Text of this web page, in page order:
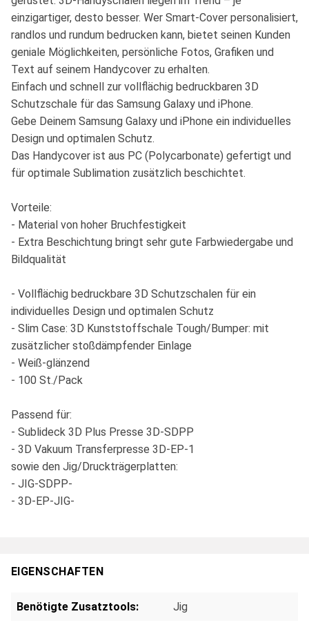
einzigartiger, desto besser. Wer Smart-Cover personalisiert,
randlos und rundum bedrucken kann, bietet seinen Kunden
geniale Möglichkeiten, persönliche Fotos, Grafiken und
Text auf seinem Handycover zu erhalten.
Einfach und schnell zur vollflächig bedruckbaren 3D
Schutzschale für das Samsung Galaxy und iPhone.
Gebe Deinem Samsung Galaxy und iPhone ein individuelles
Design und optimalen Schutz.
Das Handycover ist aus PC (Polycarbonate) gefertigt und
für optimale Sublimation zusätzlich beschichtet.
Vorteile:
- Material von hoher Bruchfestigkeit
- Extra Beschichtung bringt sehr gute Farbwiedergabe und
Bildqualität
- Vollflächig bedruckbare 3D Schutzschalen für ein
individuelles Design und optimalen Schutz
- Slim Case: 3D Kunststoffschale Tough/Bumper: mit
zusätzlicher stoßdämpfender Einlage
- Weiß-glänzend
- 100 St./Pack
Passend für:
- Sublideck 3D Plus Presse 3D-SDPP
- 3D Vakuum Transferpresse 3D-EP-1
sowie den Jig/Druckträgerplatten:
- JIG-SDPP-
- 3D-EP-JIG-
EIGENSCHAFTEN
Benötigte Zusatztools: Jig